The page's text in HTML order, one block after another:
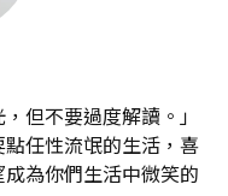
但不要過度解讀。」
任性流氓的生活，喜
為你們生活中微笑的